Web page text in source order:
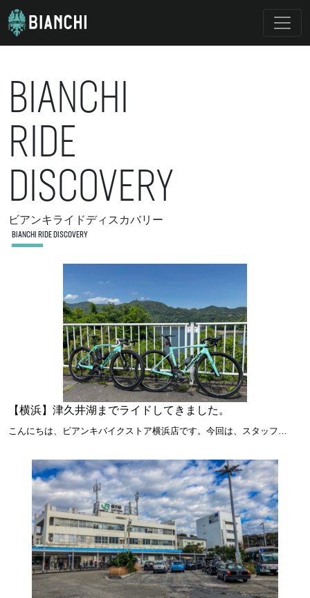
BIANCHI
RIDE
DISCOVERY
ビアンキライドディスカバリー
BIANCHI RIDE DISCOVERY
【横浜】津久井湖までライドしてきました。
こんにちは、ビアンキバイクストア横浜店です。今回は、スタッフ…